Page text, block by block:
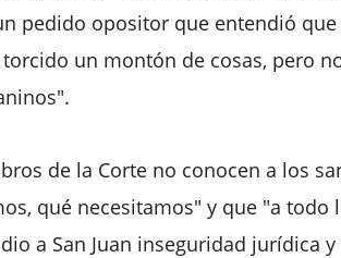
pedido opositor que entendió
un montón de cosas, pero
de la Corte no conocen a los
qué necesitamos" y que "a todo
a San Juan inseguridad jurídica